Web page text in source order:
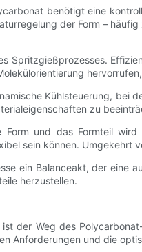
benötigt eine
der Form –
Spritzgießprozesses.
Kühlsteuerung, bei
zu
und das Formteil
sein können.
ein Balanceakt, der eine
herzustellen.
der Weg des
Anforderungen und die